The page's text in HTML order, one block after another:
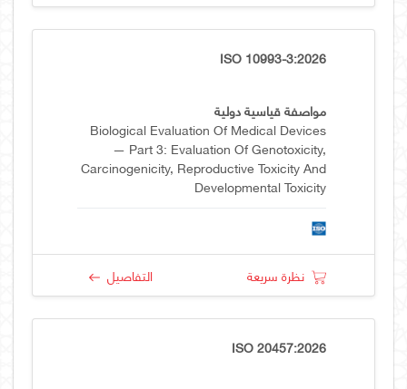
ISO 10993-3:2026
مواصفة قياسية دولية
Biological Evaluation Of Medical Devices
— Part 3: Evaluation Of Genotoxicity,
Carcinogenicity, Reproductive Toxicity And
Developmental Toxicity
نظرة سريعة التفاصيل
ISO 20457:2026